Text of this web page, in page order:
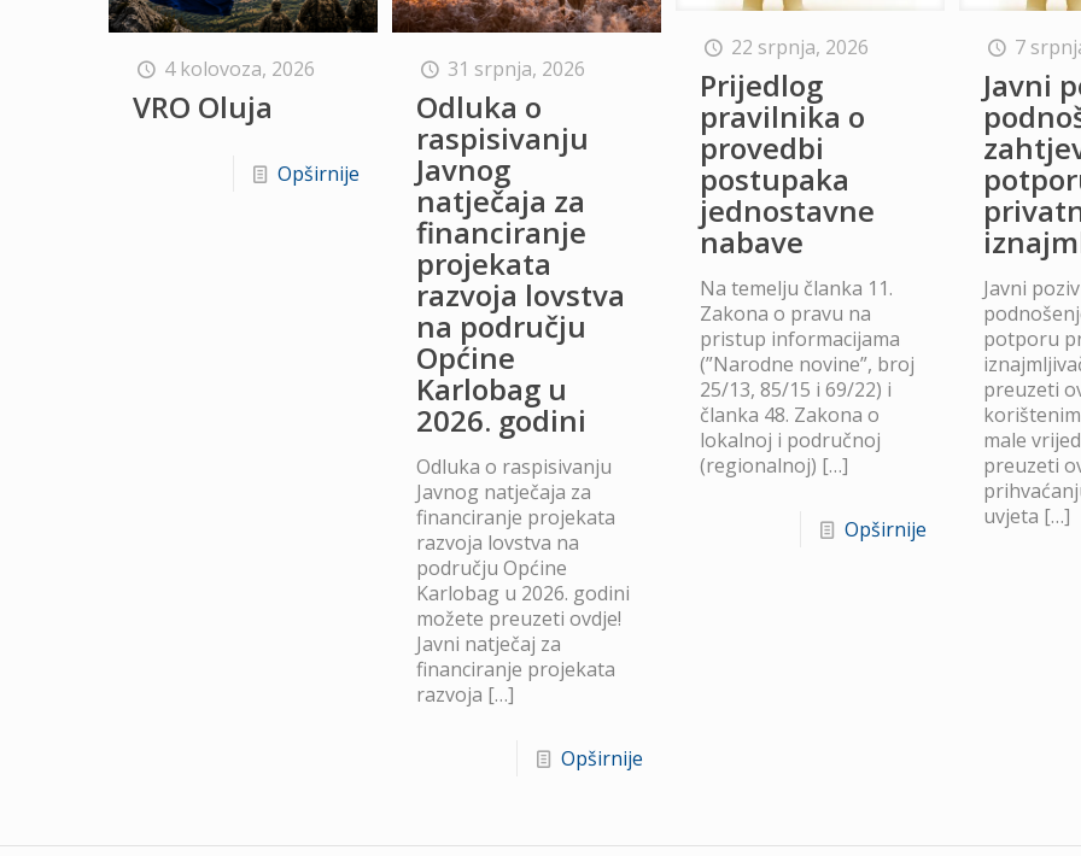
4 kolovoza, 2026
VRO Oluja
Opširnije
31 srpnja, 2026
Odluka o
raspisivanju
Javnog
natječaja za
financiranje
projekata
razvoja lovstva
na području
Općine
Karlobag u
2026. godini
Odluka o raspisivanju
Javnog natječaja za
financiranje projekata
razvoja lovstva na
području Općine
Karlobag u 2026. godini
možete preuzeti ovdje!
Javni natječaj za
financiranje projekata
razvoja […]
Opširnije
22 srpnja, 2026
Prijedlog
pravilnika o
provedbi
postupaka
jednostavne
nabave
Na temelju članka 11.
Zakona o pravu na
pristup informacijama
(”Narodne novine”, broj
25/13, 85/15 i 69/22) i
članka 48. Zakona o
lokalnoj i područnoj
(regionalnoj) […]
Opširnije
7
Javni
Javni
potporu
preuzeti
male
preuzeti
uvjeta […]